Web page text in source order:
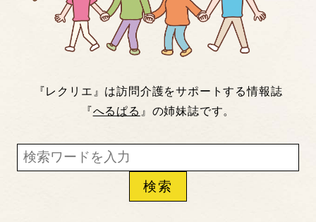
『レクリエ』は訪問介護をサポートする情報誌
『へるぱる 』の姉妹誌です。